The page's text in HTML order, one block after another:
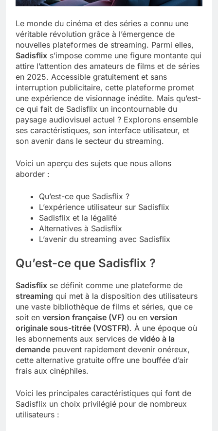
Tout savoir sur les impatiens de
nouvelle guinée : culture et entretien
5 Mois Ago
Quels sont les inconvénients de
l’eucalyptus gunnii pour votre jardin
5 Mois Ago
À partir de quel montant la CAF porte
plainte : comprendre les seuils à
Découvrir pourquoi des trous dans le
jardin sans monticule apparaissent et
comment les traiter
5 Mois Ago
Le monde du cinéma et des séries a connu une
véritable révolution grâce à l’émergence de
nouvelles plateformes de streaming. Parmi elles,
Sadisflix s’impose comme une figure montante qui
attire l’attention des amateurs de films et de séries
en 2025. Accessible gratuitement et sans
interruption publicitaire, cette plateforme promet
une expérience de visionnage inédite. Mais qu’est-
ce qui fait de Sadisflix un incontournable du
paysage audiovisuel actuel ? Explorons ensemble
ses caractéristiques, son interface utilisateur, et
son avenir dans le secteur du streaming.
Voici un aperçu des sujets que nous allons
aborder :
Qu’est-ce que Sadisflix ?
L’expérience utilisateur sur Sadisflix
Sadisflix et la légalité
Alternatives à Sadisflix
L’avenir du streaming avec Sadisflix
Qu’est-ce que Sadisflix ?
Sadisflix se définit comme une plateforme de
streaming qui met à la disposition des utilisateurs
une vaste bibliothèque de films et séries, que ce
soit en version française (VF) ou en version
originale sous-titrée (VOSTFR). À une époque où
les abonnements aux services de vidéo à la
demande peuvent rapidement devenir onéreux,
cette alternative gratuite offre une bouffée d’air
frais aux cinéphiles.
Voici les principales caractéristiques qui font de
Sadisflix un choix privilégié pour de nombreux
utilisateurs :